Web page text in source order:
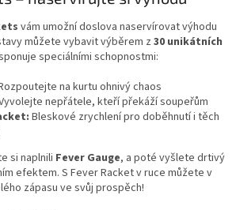
vám umožní doslova naservírovat výhodu
můžete vybavit výběrem z 30 unikátních
speciálními schopnostmi:
na kurtu ohnivý chaos
nepřátele, kteří překáží soupeřům
Bleskové zrychlení pro doběhnutí i těch
si naplnili Fever Gauge, a poté vyšlete drtivý
efektem. S Fever Racket v ruce můžete v
zápasu ve svůj prospěch!